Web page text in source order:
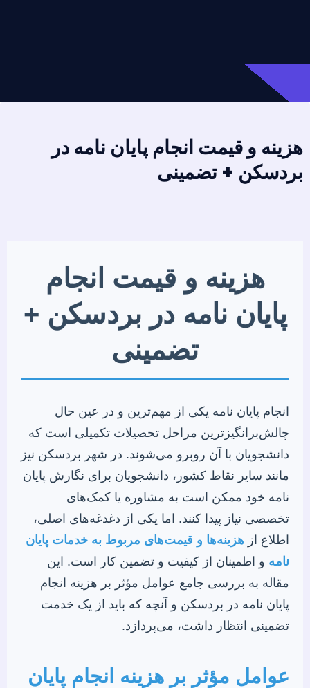
هزینه و قیمت انجام پایان نامه در
بردسکن + تضمینی
هزینه و قیمت انجام
پایان نامه در بردسکن +
تضمینی
انجام پایان نامه یکی از مهم‌ترین و در عین حال
چالش‌برانگیزترین مراحل تحصیلات تکمیلی است که
دانشجویان با آن روبرو می‌شوند. در شهر بردسکن نیز
مانند سایر نقاط کشور، دانشجویان برای نگارش پایان
نامه خود ممکن است به مشاوره یا کمک‌های
تخصصی نیاز پیدا کنند. اما یکی از دغدغه‌های اصلی،
اطلاع از هزینه‌ها و قیمت‌های مربوط به خدمات پایان
نامه و اطمینان از کیفیت و تضمین کار است. این
مقاله به بررسی جامع عوامل مؤثر بر هزینه انجام
پایان نامه در بردسکن و آنچه که باید از یک خدمت
تضمینی انتظار داشت، می‌پردازد.
عوامل مؤثر بر هزینه انجام پایان